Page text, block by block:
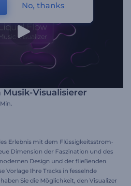
Visualisierer
Erlebnis mit dem Flüssigkeitsstrom-
Dimension der Faszination und des
Design und der fließenden
Vorlage Ihre Tracks in fesselnde
Sie die Möglichkeit, den Visualizer
No, thanks